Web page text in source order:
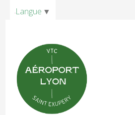
Langue ▼